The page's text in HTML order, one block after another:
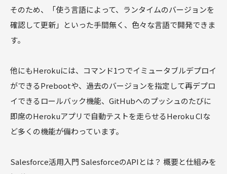
そのため、「使う言語によって、ランタイムのバージョンを
確認して更新」といった手間無く、色々な言語で開発できま
す。
他にもHerokuには、コマンド1つでイミュータブルデプロイ
ができるPrebootや、過去のバージョンを指定して再デプロ
イできるロールバック機能、GitHubへのプッシュのたびに
即席のHerokuアプリで自動テストを走らせるHeroku CIな
ど多くの機能が備わっています。
Salesforce活用入門 SalesforceのAPIとは？ 概要と仕組みを